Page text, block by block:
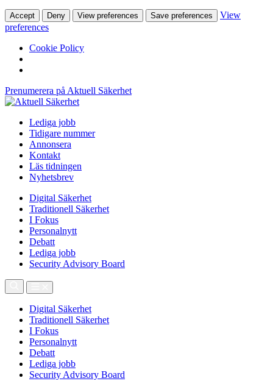
Accept Deny View preferences Save preferences
View
preferences
Cookie Policy
Prenumerera på Aktuell Säkerhet
Lediga jobb
Tidigare nummer
Annonsera
Kontakt
Läs tidningen
Nyhetsbrev
Digital Säkerhet
Traditionell Säkerhet
I Fokus
Personalnytt
Debatt
Lediga jobb
Security Advisory Board
Digital Säkerhet
Traditionell Säkerhet
I Fokus
Personalnytt
Debatt
Lediga jobb
Security Advisory Board